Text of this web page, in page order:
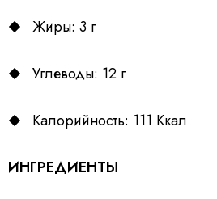
Жиры: 3 г
Углеводы: 12 г
Калорийность: 111 Ккал
ИНГРЕДИЕНТЫ